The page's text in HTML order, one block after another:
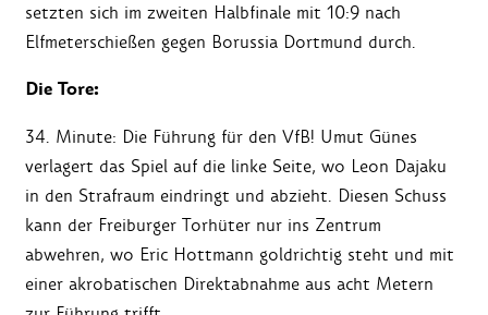
setzten sich im zweiten Halbfinale mit 10:9 nach
Elfmeterschießen gegen Borussia Dortmund durch.
Die Tore:
34. Minute: Die Führung für den VfB! Umut Günes
verlagert das Spiel auf die linke Seite, wo Leon Dajaku
in den Strafraum eindringt und abzieht. Diesen Schuss
kann der Freiburger Torhüter nur ins Zentrum
abwehren, wo Eric Hottmann goldrichtig steht und mit
einer akrobatischen Direktabnahme aus acht Metern